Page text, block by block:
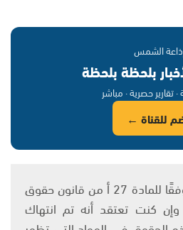
الشمس
بلحظة بلحظة
· تقارير حصرية · مباشر
للقناة ←
يتم الاستخدام المواد وفقًا للمادة 27 أ من قانون حقوق
والنشر 2007، وإن كنت تعتقد أنه تم انتهاك